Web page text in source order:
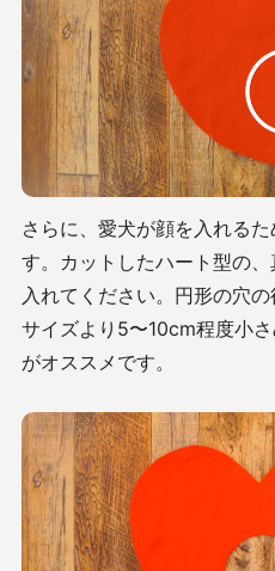
さらに、愛犬が顔を入れる
す。カットしたハート型の
入れてください。円形の穴
サイズより5〜10cm程度小
がオススメです。